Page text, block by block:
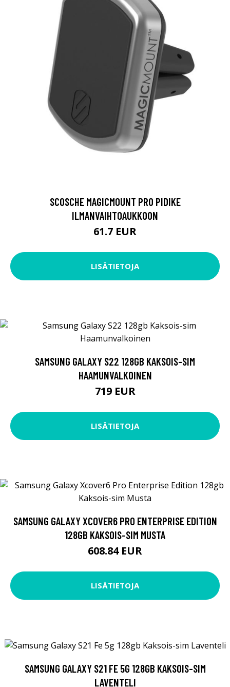
SCOSCHE MAGICMOUNT PRO PIDIKE
ILMANVAIHTOAUKKOON
61.7 EUR
LISÄTIETOJA
SAMSUNG GALAXY S22 128GB KAKSOIS-SIM
HAAMUNVALKOINEN
719 EUR
LISÄTIETOJA
SAMSUNG GALAXY XCOVER6 PRO ENTERPRISE EDITION
128GB KAKSOIS-SIM MUSTA
608.84 EUR
LISÄTIETOJA
SAMSUNG GALAXY S21 FE 5G 128GB KAKSOIS-SIM
LAVENTELI